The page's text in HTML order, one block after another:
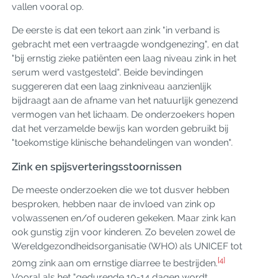
vallen vooral op.
De eerste is dat een tekort aan zink "in verband is
gebracht met een vertraagde wondgenezing", en dat
"bij ernstig zieke patiënten een laag niveau zink in het
serum werd vastgesteld". Beide bevindingen
suggereren dat een laag zinkniveau aanzienlijk
bijdraagt aan de afname van het natuurlijk genezend
vermogen van het lichaam. De onderzoekers hopen
dat het verzamelde bewijs kan worden gebruikt bij
"toekomstige klinische behandelingen van wonden".
Zink en spijsverteringsstoornissen
De meeste onderzoeken die we tot dusver hebben
besproken, hebben naar de invloed van zink op
volwassenen en/of ouderen gekeken. Maar zink kan
ook gunstig zijn voor kinderen. Zo bevelen zowel de
Wereldgezondheidsorganisatie (WHO) als UNICEF tot
20mg zink aan om ernstige diarree te bestrijden.[4]